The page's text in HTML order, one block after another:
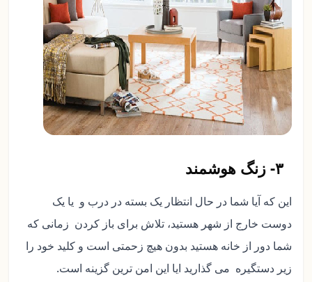
این که آیا شما در حال انتظار یک بسته در درب و یا یک
دوست خارج از شهر هستید، تلاش برای باز کردن زمانی که
شما دور از خانه هستید بدون هیچ زحمتی است و کلید خود را
زیر دستگیره می گذارید ایا این امن ترین گزینه است.